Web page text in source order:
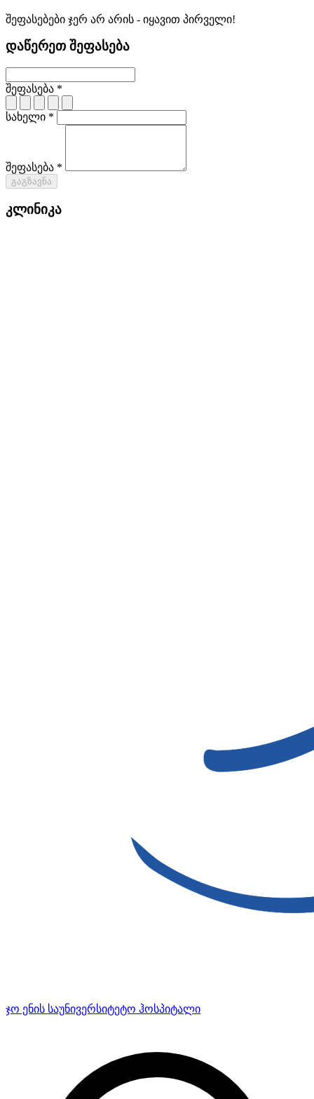
შეფასებები ჯერ არ არის - იყავით პირველი!
დაწერეთ შეფასება
შეფასება *
სახელი *
შეფასება *
გაგზავნა
კლინიკა
ჯო ენის საუნივერსიტეტო ჰოსპიტალი